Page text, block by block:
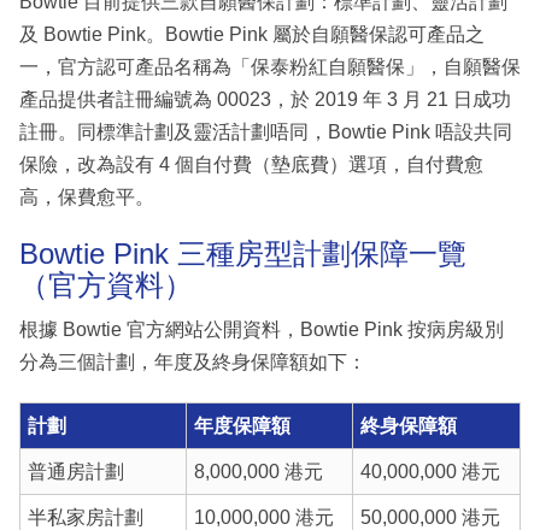
及 Bowtie Pink。Bowtie Pink 屬於自願醫保認可產品之
一，官方認可產品名稱為「保泰粉紅自願醫保」，自願醫保
產品提供者註冊編號為 00023，於 2019 年 3 月 21 日成功
註冊。同標準計劃及靈活計劃唔同，Bowtie Pink 唔設共同
保險，改為設有 4 個自付費（墊底費）選項，自付費愈
高，保費愈平。
Bowtie Pink 三種房型計劃保障一覽
（官方資料）
根據 Bowtie 官方網站公開資料，Bowtie Pink 按病房級別
分為三個計劃，年度及終身保障額如下：
計劃 年度保障額 終身保障額
普通房計劃 8,000,000 港元 40,000,000 港元
半私家房計劃 10,000,000 港元 50,000,000 港元